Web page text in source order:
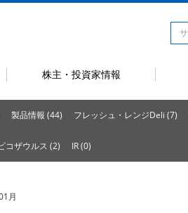
株主・投資家情報
製品情報 (44) フレッシュ・レンジDeli (7)
コザウルス (2) IR (0)
月